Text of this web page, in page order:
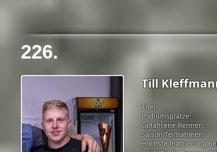
226.
Till
Titel:
Podiumsplätze:
Gefahrene Rennen:
Saison Teilnahmen:
Höchste Platzierung